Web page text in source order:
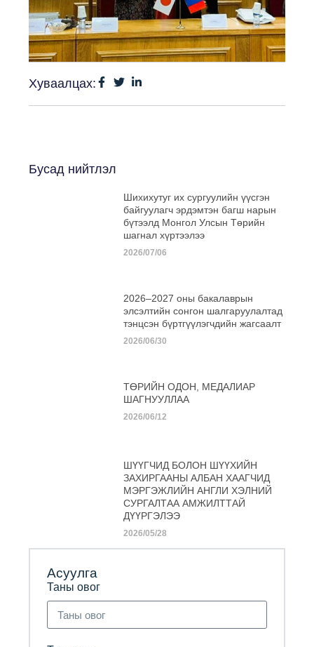
Хуваалцах:
Бусад нийтлэл
Шихихутуг их сургуулийн үүсгэн
байгуулагч эрдэмтэн багш нарын
бүтээлд Монгол Улсын Төрийн
шагнал хүртээлээ
2026/07/06
2026–2027 оны бакалаврын
элсэлтийн сонгон шалгаруулалтад
тэнцсэн бүртгүүлэгчдийн жагсаалт
2026/06/30
ТӨРИЙН ОДОН, МЕДАЛИАР
ШАГНУУЛЛАА
2026/06/12
ШҮҮГЧИД БОЛОН ШҮҮХИЙН
ЗАХИРГААНЫ АЛБАН ХААГЧИД
МЭРГЭЖЛИЙН АНГЛИ ХЭЛНИЙ
СУРГАЛТАА АМЖИЛТТАЙ
ДҮҮРГЭЛЭЭ
2026/05/28
Асуулга
Таны овог